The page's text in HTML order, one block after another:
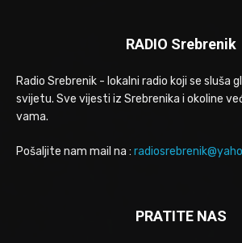
RADIO Srebrenik
Radio Srebrenik - lokalni radio koji se sluša
svijetu. Sve vijesti iz Srebrenika i okoline
vama.
Pošaljite nam mail na :
PRATITE NAS